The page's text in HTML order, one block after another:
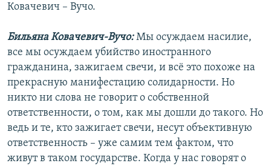
Ковачевич – Вучо.
Бильяна Ковачевич-Вучо:Мы осуждаем насилие,
все мы осуждаем убийство иностранного
гражданина, зажигаем свечи, и всё это похоже на
прекрасную манифестацию солидарности. Но
никто ни слова не говорит о собственной
ответственности, о том, как мы дошли до такого. Но
ведь и те, кто зажигает свечи, несут объективную
ответственность – уже самим тем фактом, что
живут в таком государстве. Когда у нас говорят о